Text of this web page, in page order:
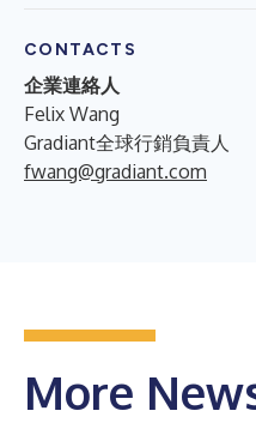
CONTACTS
企業連絡人
Felix Wang
Gradiant全球行銷負責人
fwang@gradiant.com
More